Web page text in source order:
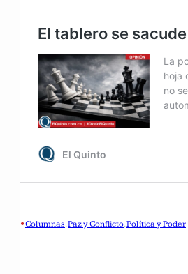
•Columnas, Paz y Conflicto, Política y Poder